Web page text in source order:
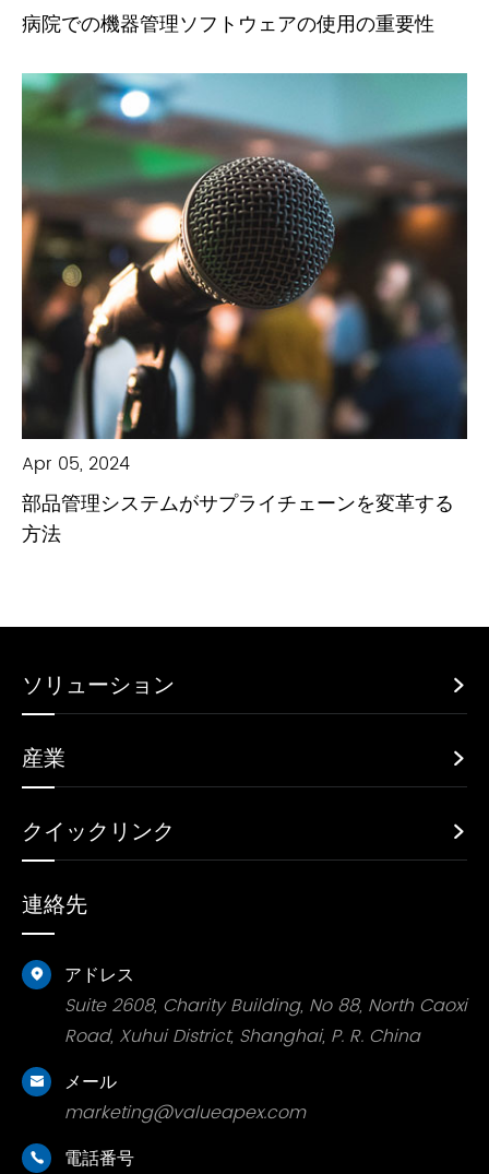
病院での機器管理ソフトウェアの使用の重要性
Apr 05, 2024
部品管理システムがサプライチェーンを変革する
方法
ソリューション 
産業 
クイックリンク 
連絡先

アドレス
Suite 2608, Charity Building, No 88, North Caoxi
Road, Xuhui District, Shanghai, P. R. China

メール
marketing@valueapex.com
 電話番号